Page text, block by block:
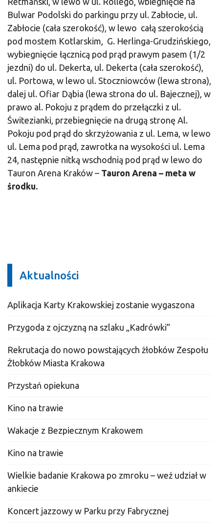
Bulwar Podolski do parkingu przy ul. Zabłocie, ul.
Zabłocie (cała szerokość), w lewo całą szerokością
pod mostem Kotlarskim, G. Herlinga-Grudzińskiego,
wybiegnięcie łącznicą pod prąd prawym pasem (1/2
jezdni) do ul. Dekerta, ul. Dekerta (cała szerokość),
ul. Portowa, w lewo ul. Stoczniowców (lewa strona),
dalej ul. Ofiar Dąbia (lewa strona do ul. Bajecznej), w
prawo al. Pokoju z prądem do przełączki z ul.
Świtezianki, przebiegnięcie na drugą stronę Al.
Pokoju pod prąd do skrzyżowania z ul. Lema, w lewo
ul. Lema pod prąd, zawrotka na wysokości ul. Lema
24, następnie nitką wschodnią pod prąd w lewo do
Tauron Arena Kraków – Tauron Arena – meta w
środku.
Aktualności
Aplikacja Karty Krakowskiej zostanie wygaszona
Przygoda z ojczyzną na szlaku „Kadrówki”
Rekrutacja do nowo powstających żłobków Zespołu
Żłobków Miasta Krakowa
Przystań opiekuna
Kino na trawie
Wakacje z Bezpiecznym Krakowem
Kino na trawie
Wielkie badanie Krakowa po zmroku – weź udział w
ankiecie
Koncert jazzowy w Parku przy Fabrycznej